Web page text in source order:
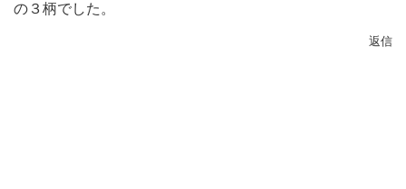
の３柄でした。
返信